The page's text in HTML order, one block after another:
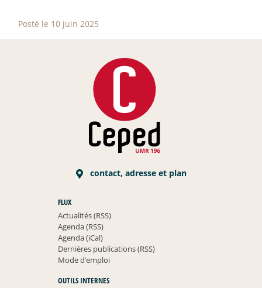
Posté le 10 juin 2025
contact, adresse et plan
FLUX
Actualités (RSS)
Agenda (RSS)
Agenda (iCal)
Dernières publications (RSS)
Mode d’emploi
OUTILS INTERNES